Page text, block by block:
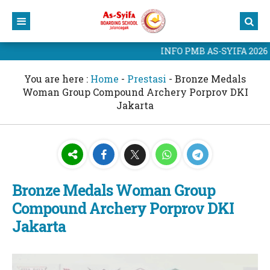
Profil
Sekolah
Civitas Akademik
Kurikulum As-Syifa
Kalender Akademik
Berita
Berita Terbaru
Blog Guru
Portal As-Syifa
CBT As-Syifa
Website As-Syifa
Website Yayasan
Hubungi Kami
INFO PMB AS-SYIFA 2026
You are here : Home - Prestasi - Bronze Medals
Woman Group Compound Archery Porprov DKI
Jakarta
Bronze Medals Woman Group
Compound Archery Porprov DKI
Jakarta